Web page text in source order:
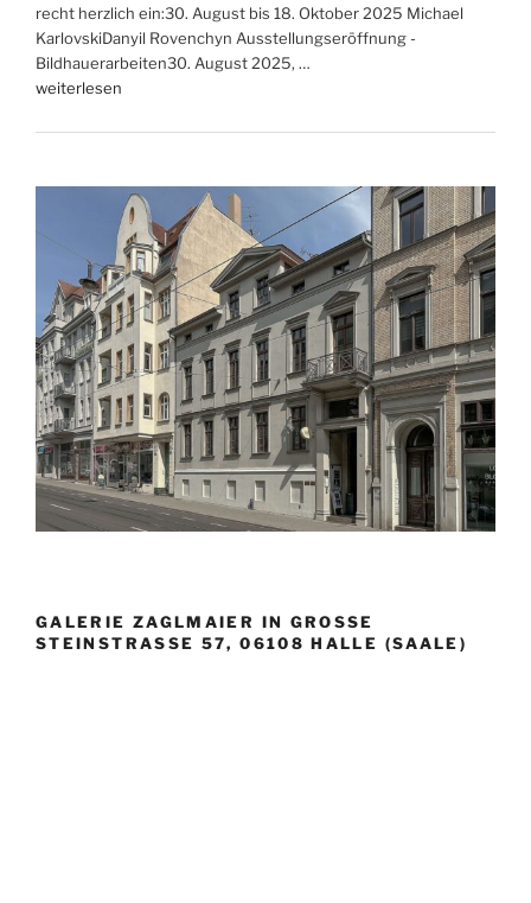
Johanna
Flieger
–
Familienausstellung“
recht herzlich ein:30. August bis 18. Oktober 2025 Michael
KarlovskiDanyil Rovenchyn Ausstellungseröffnung -
Bildhauerarbeiten30. August 2025, …
„Michael
und
Rovenchyn,
Bildhauerarbeiten“
weiterlesen
GALERIE ZAGLMAIER IN GROSSE S
TEINSTRASSE 57, 06108 HALLE (SAALE)